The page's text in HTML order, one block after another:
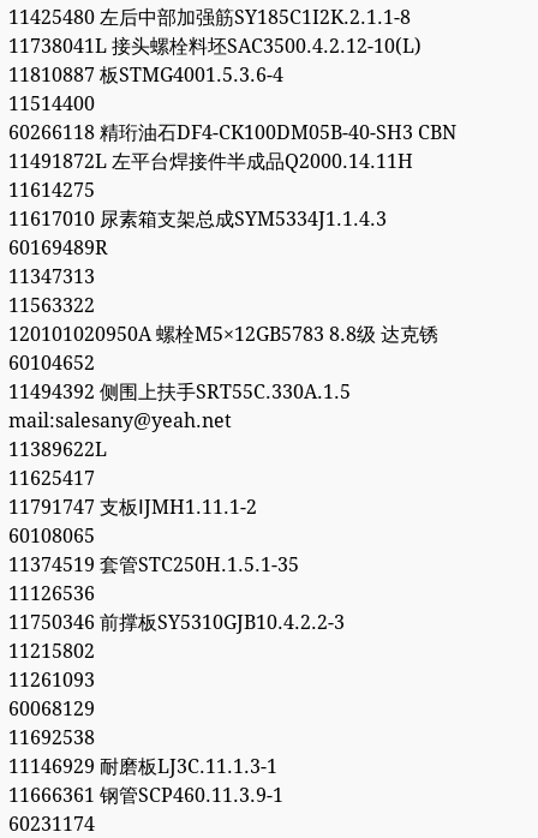
11425480 左后中部加强筋SY185C1I2K.2.1.1-8
11738041L 接头螺栓料坯SAC3500.4.2.12-10(L)
11810887 板STMG4001.5.3.6-4
11514400
60266118 精珩油石DF4-CK100DM05B-40-SH3 CBN
11491872L 左平台焊接件半成品Q2000.14.11H
11614275
11617010 尿素箱支架总成SYM5334J1.1.4.3
60169489R
11347313
11563322
120101020950A 螺栓M5×12GB5783 8.8级 达克锈
60104652
11494392 侧围上扶手SRT55C.330A.1.5
mail:salesany@yeah.net
11389622L
11625417
11791747 支板ⅠJMH1.11.1-2
60108065
11374519 套管STC250H.1.5.1-35
11126536
11750346 前撑板SY5310GJB10.4.2.2-3
11215802
11261093
60068129
11692538
11146929 耐磨板LJ3C.11.1.3-1
11666361 钢管SCP460.11.3.9-1
60231174